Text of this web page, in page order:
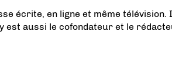
écrite, en ligne et même télévision.
aussi le cofondateur et le